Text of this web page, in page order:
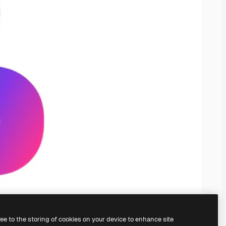
to the storing of cookies on your device to enhance site